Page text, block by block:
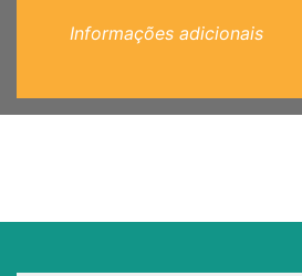
Informações adicionais